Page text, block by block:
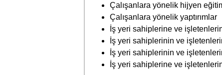
Hububat İşleme
Meslek programının toplam eğitim
Hububat İşleme
İlkokul mezunu olmak.